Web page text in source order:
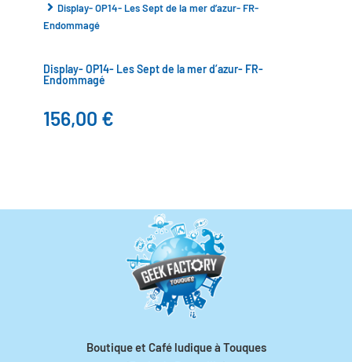
Display- OP14- Les Sept de la mer d’azur- FR-
Endommagé
Display- OP14- Les Sept de la mer d’azur- FR-
Endommagé
156,00 €
Boutique et Café ludique à Touques